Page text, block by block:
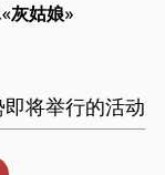
灰姑娘»
即将举行的活动